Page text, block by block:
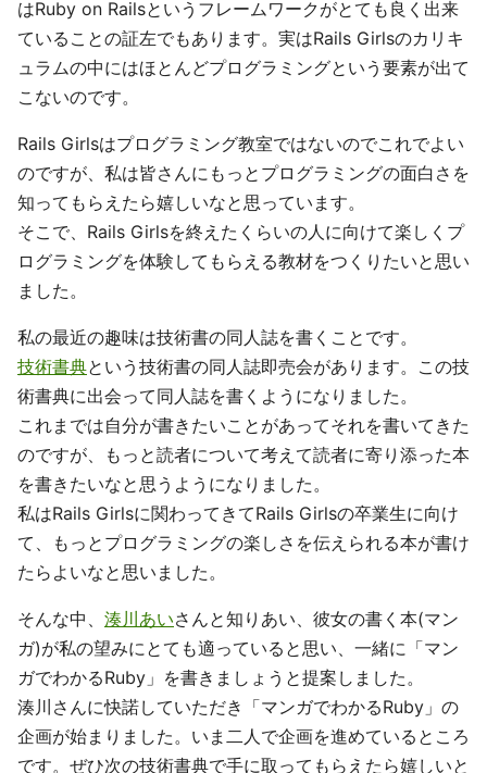
はRuby on Railsというフレームワークがとても良く出来
ていることの証左でもあります。実はRails Girlsのカリキ
ュラムの中にはほとんどプログラミングという要素が出て
こないのです。
Rails Girlsはプログラミング教室ではないのでこれでよい
のですが、私は皆さんにもっとプログラミングの面白さを
知ってもらえたら嬉しいなと思っています。
そこで、Rails Girlsを終えたくらいの人に向けて楽しくプ
ログラミングを体験してもらえる教材をつくりたいと思い
ました。
私の最近の趣味は技術書の同人誌を書くことです。
技術書典という技術書の同人誌即売会があります。この技
術書典に出会って同人誌を書くようになりました。
これまでは自分が書きたいことがあってそれを書いてきた
のですが、もっと読者について考えて読者に寄り添った本
を書きたいなと思うようになりました。
私はRails Girlsに関わってきてRails Girlsの卒業生に向け
て、もっとプログラミングの楽しさを伝えられる本が書け
たらよいなと思いました。
そんな中、 湊川あいさんと知りあい、彼女の書く本(マン
ガ)が私の望みにとても適っていると思い、一緒に「マン
ガでわかるRuby」を書きましょうと提案しました。
湊川さんに快諾していただき「マンガでわかるRuby」の
企画が始まりました。いま二人で企画を進めているところ
です。ぜひ次の技術書典で手に取ってもらえたら嬉しいと